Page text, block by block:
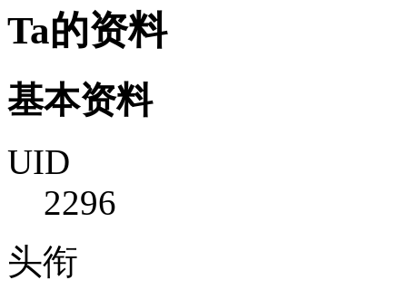
Ta的资料
基本资料
UID
2296
头衔